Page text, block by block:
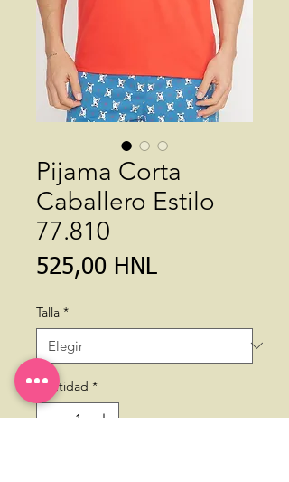
Pijama Corta
Caballero Estilo
77.810
525,00 HNLPrecio
Talla *
Cantidad *